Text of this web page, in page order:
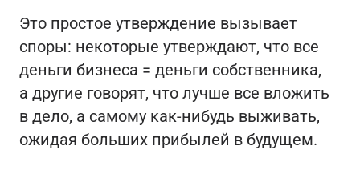
Это простое утверждение вызывает
споры: некоторые утверждают, что все
деньги бизнеса = деньги собственника,
а другие говорят, что лучше все вложить
в дело, а самому как-нибудь выживать,
ожидая больших прибылей в будущем.